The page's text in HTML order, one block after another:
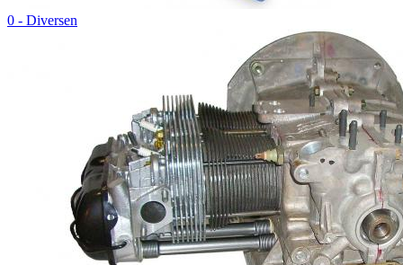
0 - Diversen